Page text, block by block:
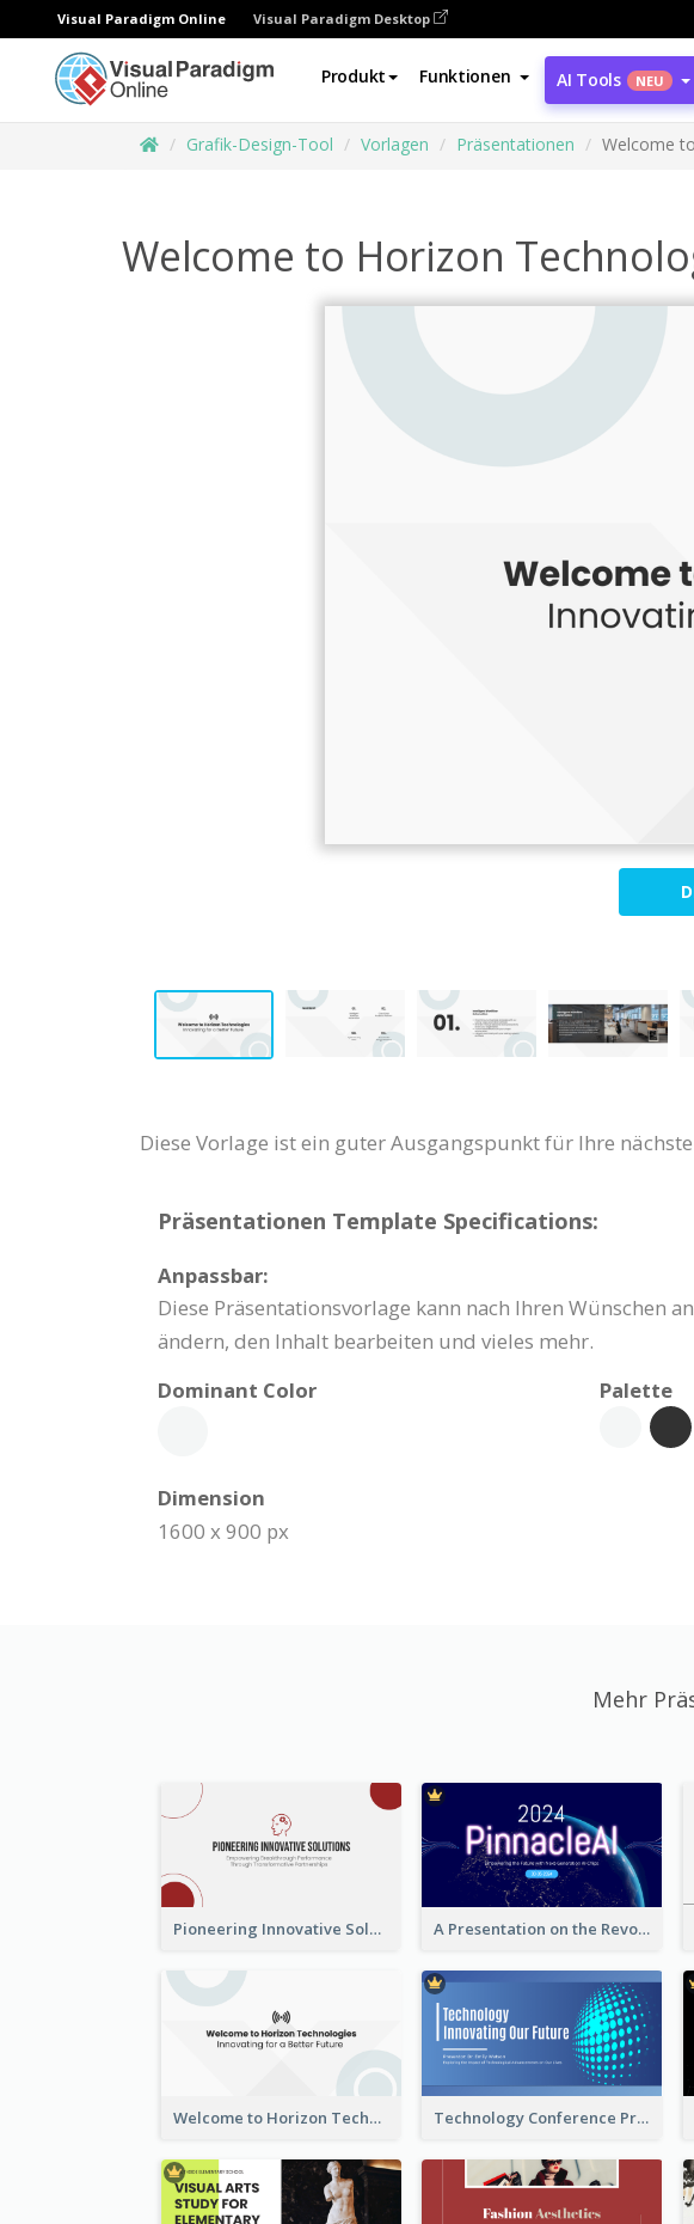
Visual Paradigm Online Visual Paradigm Desktop
Produkt Funktionen AI Tools NEU
Grafik-Design-Tool Vorlagen Präsentationen Welcome
Welcome to Horizon
Diese Vorlage ist ein guter Ausgangspunkt für Ihre
Präsentationen Template Specifications:
Anpassbar:
Diese Präsentationsvorlage kann nach Ihren Wünschen
ändern, den Inhalt bearbeiten und vieles mehr.
Dominant Color
Palette
Dimension
1600 x 900 px
Mehr
Pioneering Innovative Solutions Company Overview A Presentation on the Revolutionary Development of AI Chips
Welcome to Horizon Technologies- Innovating for a Better Future Technology Conference Presentation